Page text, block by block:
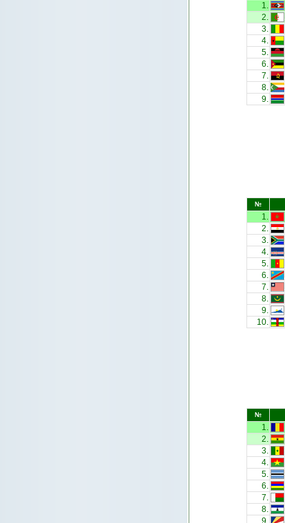
1.
2.
3.
4.
5.
6.
7.
8.
9.
№
1.
2.
3.
4.
5.
6.
7.
8.
9.
10.
№
1.
2.
3.
4.
5.
6.
7.
8.
9.